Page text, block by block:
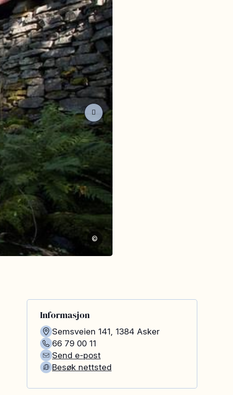
©
Informasjon
Semsveien 141, 1384 Asker
66 79 00 11
Send e-post
Besøk nettsted